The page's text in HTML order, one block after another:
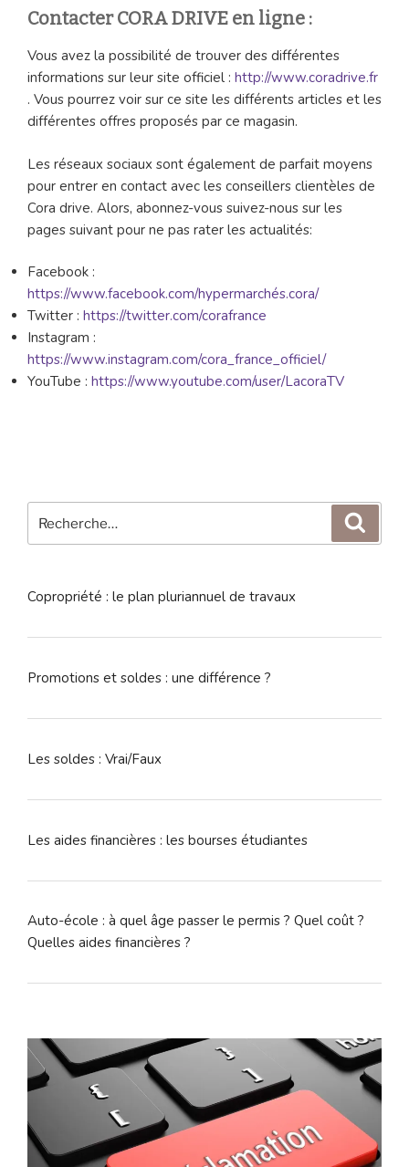
Contacter CORA DRIVE en ligne :
Vous avez la possibilité de trouver des différentes
informations sur leur site officiel : http://www.coradrive.fr
. Vous pourrez voir sur ce site les différents articles et les
différentes offres proposés par ce magasin.
Les réseaux sociaux sont également de parfait moyens
pour entrer en contact avec les conseillers clientèles de
Cora drive. Alors, abonnez-vous suivez-nous sur les
pages suivant pour ne pas rater les actualités:
Facebook :
https://www.facebook.com/hypermarchés.cora/
Twitter : https://twitter.com/corafrance
Instagram :
https://www.instagram.com/cora_france_officiel/
YouTube : https://www.youtube.com/user/LacoraTV
pour
Copropriété : le plan pluriannuel de travaux
Promotions et soldes : une différence ?
Les soldes : Vrai/Faux
Les aides financières : les bourses étudiantes
Auto-école : à quel âge passer le permis ? Quel coût ?
Quelles aides financières ?